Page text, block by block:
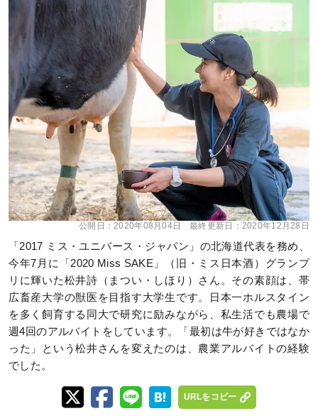
公開日：2020年08月04日 最終更新日： 2020年12月28日
「2017 ミス・ユニバース・ジャパン」の北海道代表を務め、
今年7月に「2020 Miss SAKE」（旧・ミス日本酒）グランプ
リに輝いた松井詩（まつい・しほり）さん。その素顔は、帯
広畜産大学の獣医を目指す大学生です。日本一ホルスタイン
を多く飼育する同大で研究に励みながら、私生活でも農場で
週4回のアルバイトをしています。「最初は牛が好きではなか
った」という松井さんを変えたのは、農業アルバイトの経験
でした。
URLをコピー